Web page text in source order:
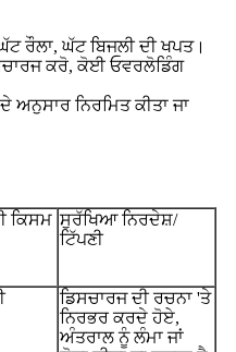
ਰੌਲਾ, ਘੱਟ ਬਿਜਲੀ ਦੀ ਖਪਤ।
ਕਰੋ, ਕੋਈ ਓਵਰਲੋਡਿੰਗ
ਅਨੁਸਾਰ ਨਿਰਮਿਤ ਕੀਤਾ ਜਾ
ਕਿਸਮ ਸੁਰੱਖਿਆ ਨਿਰਦੇਸ਼/
ਟਿੱਪਣੀ
ਡਿਸਚਾਰਜ ਦੀ ਰਚਨਾ 'ਤੇ
ਨਿਰਭਰ ਕਰਦੇ ਹੋਏ,
ਅੰਤਰਾਲ ਨੂੰ ਲੰਮਾ ਜਾਂ